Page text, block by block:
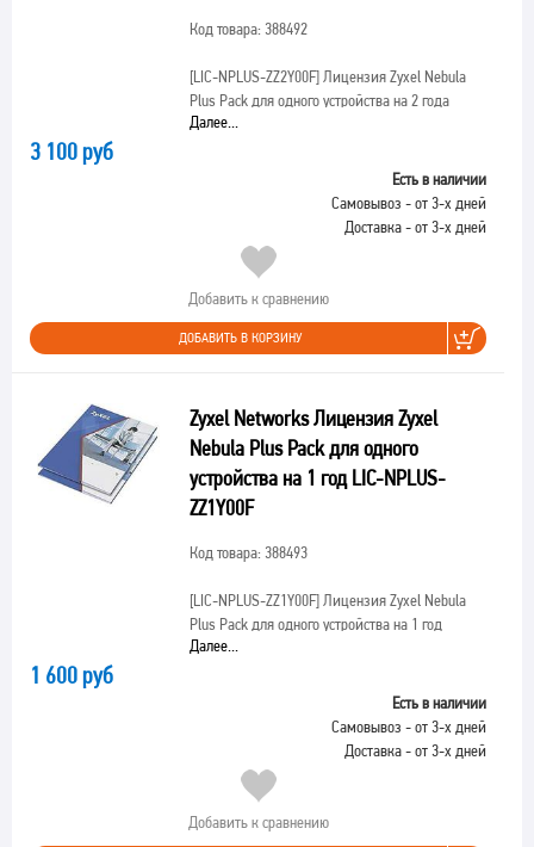
Код товара: 388492
[LIC-NPLUS-ZZ2Y00F]Лицензия Zyxel Nebula
Plus Pack для одного устройства на 2 года
Далее...
3 100 руб
Есть в наличии
Самовывоз - от 3-х дней
Доставка - от 3-х дней
Добавить к сравнению
ДОБАВИТЬ В КОРЗИНУ
Zyxel Networks Лицензия Zyxel
Nebula Plus Pack для одного
устройства на 1 год LIC-NPLUS-
ZZ1Y00F
Код товара: 388493
[LIC-NPLUS-ZZ1Y00F]Лицензия Zyxel Nebula
Plus Pack для одного устройства на 1 год
Далее...
1 600 руб
Есть в наличии
Самовывоз - от 3-х дней
Доставка - от 3-х дней
Добавить к сравнению